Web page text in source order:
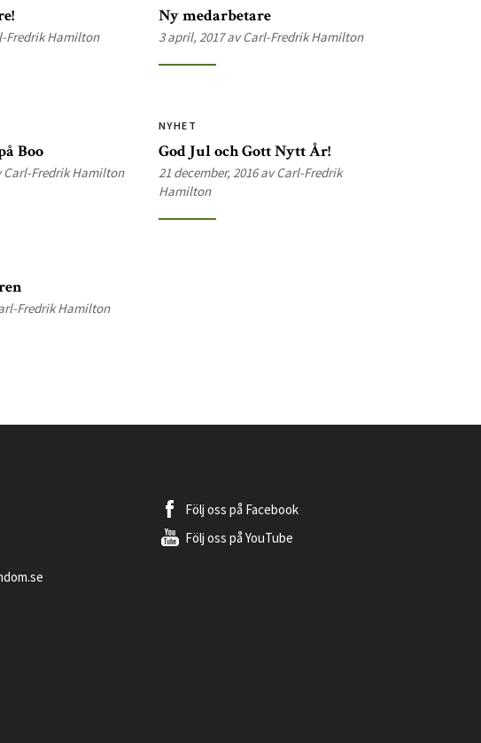
Fredrik Hamilton
Ny medarbetare
3 april, 2017 av Carl-Fredrik Hamilton
Boo
Carl-Fredrik Hamilton
NYHET
God Jul och Gott Nytt År!
21 december, 2016 av Carl-Fredrik
Hamilton
Fredrik Hamilton
Följ oss på Facebook
Följ oss på YouTube